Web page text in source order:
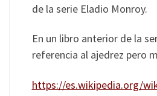
de la serie Eladio Monroy.
En un libro anterior de la
referencia al ajedrez pero
https://es.wikipedia.org/